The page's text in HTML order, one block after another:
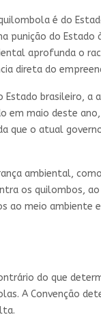
é do
punição do
aprofunda o
direta do
brasileiro, a
em maio deste ano,
que o atual
ambiental,
os quilombos,
ao meio ambiente
do que
A Convenção